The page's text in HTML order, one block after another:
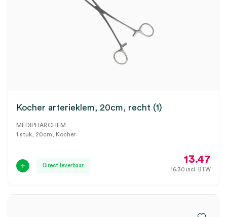
Kocher arterieklem, 20cm, recht (1)
MEDIPHARCHEM
1 stuk, 20cm, Kocher
Direct leverbaar
13.47
16.30 incl. BTW